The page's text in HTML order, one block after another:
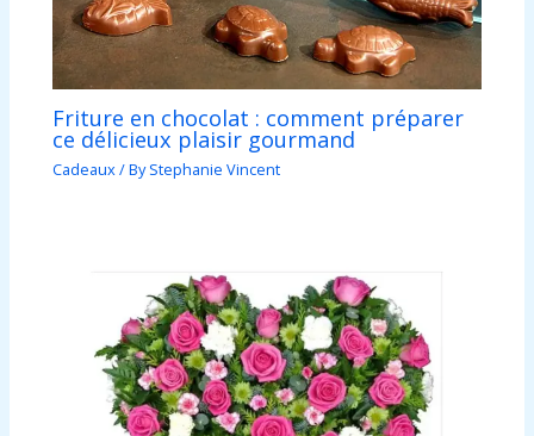
Friture en chocolat : comment préparer
ce délicieux plaisir gourmand
Cadeaux/ ByStephanie Vincent